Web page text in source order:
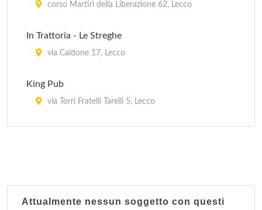
corso Martiri della Liberazione 62, Lecco
In Trattoria - Le Streghe
via Caldone 17, Lecco
King Pub
via Torri Fratelli Tarelli 5, Lecco
corso Martiri della Liberazione 104, Lecco
Attualmente nessun soggetto con questi